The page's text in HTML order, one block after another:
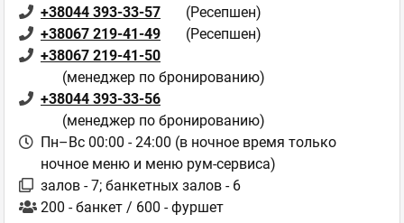
+38044 393-33-57
(Ресепшен)
+38067 219-41-49
(Ресепшен)
+38067 219-41-50
(менеджер по бронированию)
+38044 393-33-56
(менеджер по бронированию)
Пн–Вс 00:00 - 24:00 (в ночное время только
ночное меню и меню рум-сервиса)
залов - 7; банкетных залов - 6
200 - банкет / 600 - фуршет